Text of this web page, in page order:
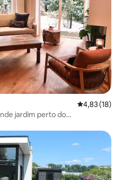
4,83 de uma
4,83 (18)
jardim perto do